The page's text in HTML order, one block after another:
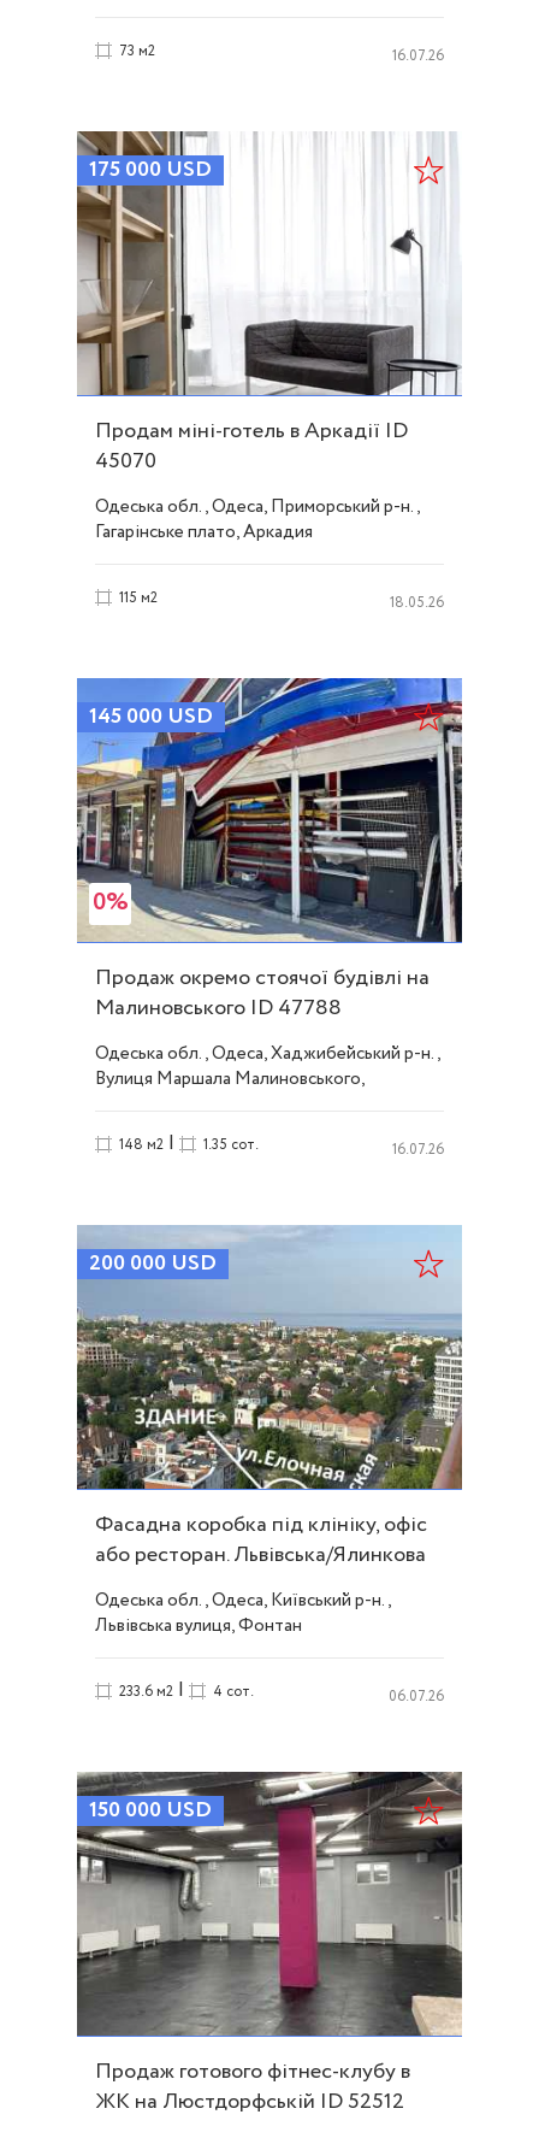
73 м2 16.07.26
175 000 USD
Продам міні-готель в Аркадії ID
45070
Одеська обл., Одеса, Приморський р-н.,
Гагарінське плато, Аркадия
115 м2 18.05.26
145 000 USD
0%
Продаж окремо стоячої будівлі на
Малиновського ID 47788
Одеська обл., Одеса, Хаджибейський р-н.,
Вулиця Маршала Малиновського,
148 м2 | 1.35 сот. 16.07.26
200 000 USD
Фасадна коробка під клініку, офіс
або ресторан. Львівська/Ялинкова
ID 52172
Одеська обл., Одеса, Київський р-н.,
Львівська вулиця, Фонтан
233.6 м2 | 4 сот. 06.07.26
150 000 USD
Продаж готового фітнес-клубу в
ЖК на Люстдорфській ID 52512